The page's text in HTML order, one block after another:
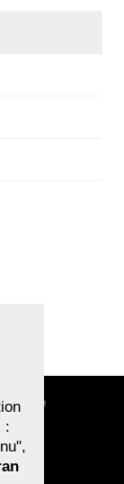
cinefile
: